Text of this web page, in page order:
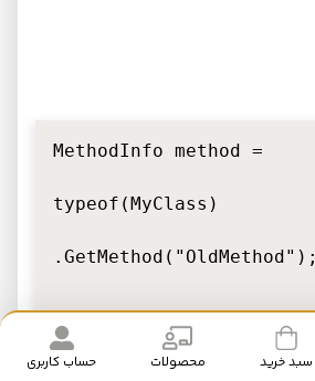
MethodInfo method =
typeof(MyClass)
.GetMethod("OldMethod");
سبد خرید محصولات حساب کاربری